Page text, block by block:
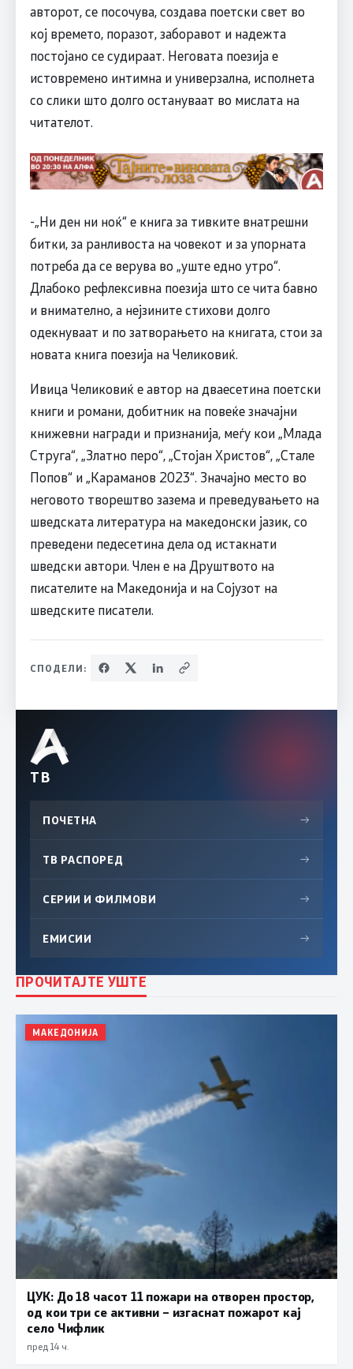
авторот, се посочува, создава поетски свет во
кој времето, поразот, заборавот и надежта
постојано се судираат. Неговата поезија е
истовремено интимна и универзална, исполнета
со слики што долго остануваат во мислата на
читателот.
-„Ни ден ни ноќ“ е книга за тивките внатрешни
битки, за ранливоста на човекот и за упорната
потреба да се верува во „уште едно утро“.
Длабоко рефлексивна поезија што се чита бавно
и внимателно, а нејзините стихови долго
одекнуваат и по затворањето на книгата, стои за
новата книга поезија на Челиковиќ.
Ивица Челиковиќ е автор на дваесетина поетски
книги и романи, добитник на повеќе значајни
книжевни награди и признанија, меѓу кои „Млада
Струга“, „Златно перо“, „Стојан Христов“, „Стале
Попов“ и „Караманов 2023“. Значајно место во
неговото творештво зазема и преведувањето на
шведската литература на македонски јазик, со
преведени педесетина дела од истакнати
шведски автори. Член е на Друштвото на
писателите на Македонија и на Сојузот на
шведските писатели.
СПОДЕЛИ:
ТВ
ПОЧЕТНА →
ТВ РАСПОРЕД →
СЕРИИ И ФИЛМОВИ →
ЕМИСИИ →
ПРОЧИТАЈТЕ УШТЕ
МАКЕДОНИЈА
ЦУК: До 18 часот 11 пожари на отворен простор,
од кои три се активни – изгаснат пожарот кај
село Чифлик
пред 14 ч.